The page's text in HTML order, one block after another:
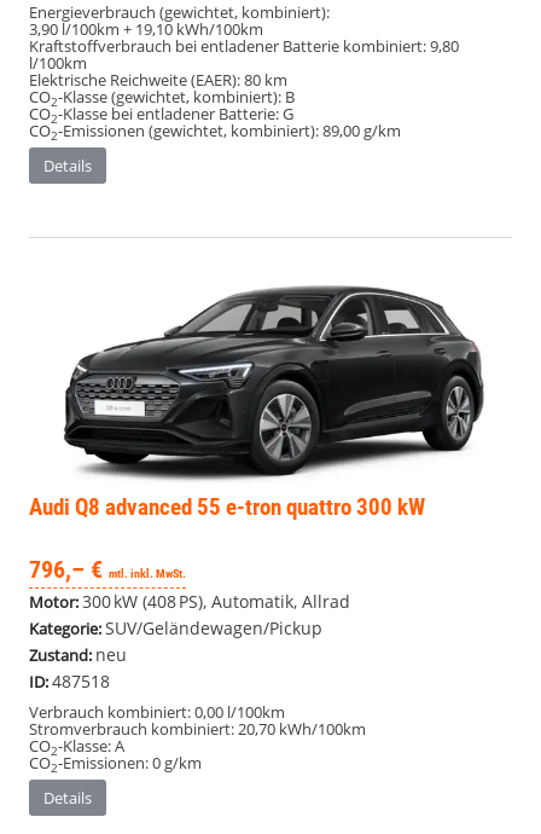
Energieverbrauch (gewichtet, kombiniert):
3,90 l/100km + 19,10 kWh/100km
Kraftstoffverbrauch bei entladener Batterie kombiniert:9,80
l/100km
Elektrische Reichweite (EAER):80 km
CO2-Klasse (gewichtet, kombiniert): B
CO2-Klasse bei entladener Batterie:G
CO2-Emissionen (gewichtet, kombiniert):89,00 g/km
Details
Audi Q8 advanced 55 e-tron quattro 300 kW
796,– € mtl. inkl. MwSt.
Motor:300 kW (408 PS), Automatik, Allrad
Kategorie:SUV/Geländewagen/Pickup
Zustand: neu
ID:487518
Verbrauch kombiniert:0,00 l/100km
Stromverbrauch kombiniert:20,70 kWh/100km
CO2-Klasse:A
CO2-Emissionen:0 g/km
Details